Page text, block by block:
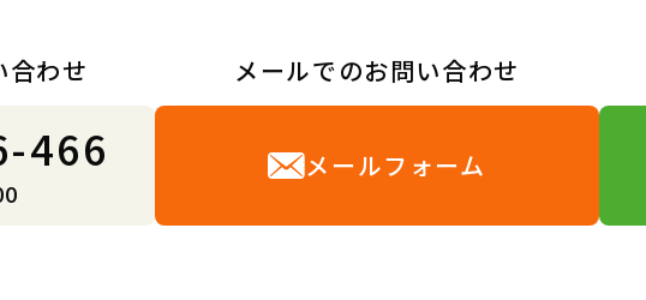
合わせ
466
メールでのお問い合わせ
メールフォーム